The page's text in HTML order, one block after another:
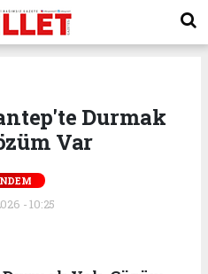
Durmak
Var
- 10:25